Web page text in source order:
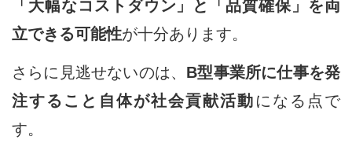
「大幅なコストダウン」と「品質確保」を両
立できる可能性が十分あります。
さらに見逃せないのは、 B型事業所に仕事を発
注すること自体が社会貢献活動 になる点で
す。